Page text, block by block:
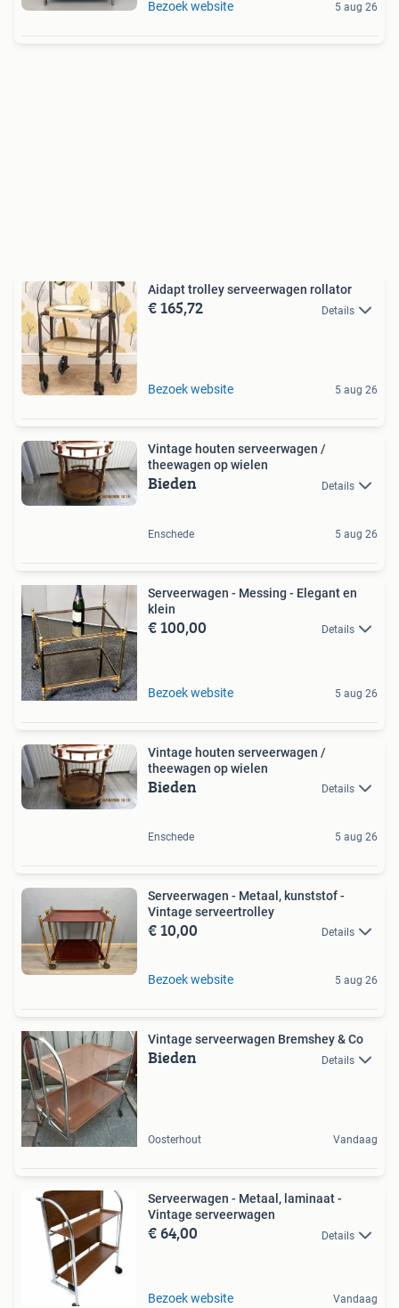
Bezoek website
5 aug 26
Aidapt trolley serveerwagen rollator
€ 165,72 Details
Bezoek website 5 aug 26
Vintage houten serveerwagen /
theewagen op wielen
Bieden Details
Enschede 5 aug 26
Serveerwagen - Messing - Elegant en
klein
€ 100,00 Details
Bezoek website 5 aug 26
Vintage houten serveerwagen /
theewagen op wielen
Bieden Details
Enschede 5 aug 26
Serveerwagen - Metaal, kunststof -
Vintage serveertrolley
€ 10,00 Details
Bezoek website 5 aug 26
Vintage serveerwagen Bremshey & Co
Bieden Details
Oosterhout Vandaag
Serveerwagen - Metaal, laminaat -
Vintage serveerwagen
€ 64,00 Details
Bezoek website Vandaag